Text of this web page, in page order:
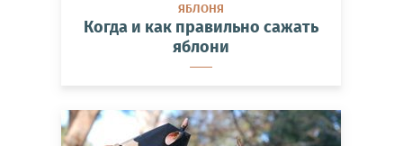
ЯБЛОНЯ
Когда и как правильно сажать
яблони